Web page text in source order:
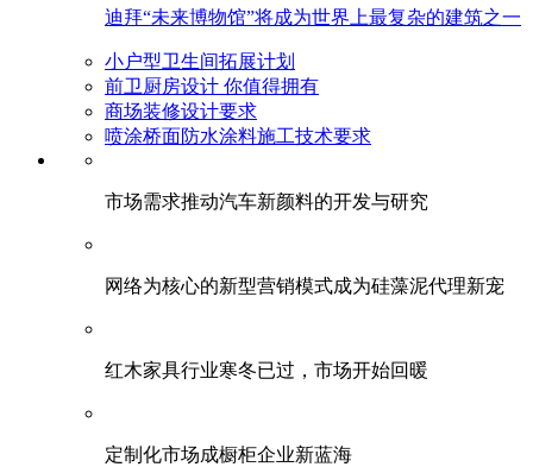
迪拜“未来博物馆”将成为世界上最复杂的建筑之一
小户型卫生间拓展计划
前卫厨房设计 你值得拥有
商场装修设计要求
喷涂桥面防水涂料施工技术要求
市场需求推动汽车新颜料的开发与研究
网络为核心的新型营销模式成为硅藻泥代理新宠
红木家具行业寒冬已过，市场开始回暖
定制化市场成橱柜企业新蓝海